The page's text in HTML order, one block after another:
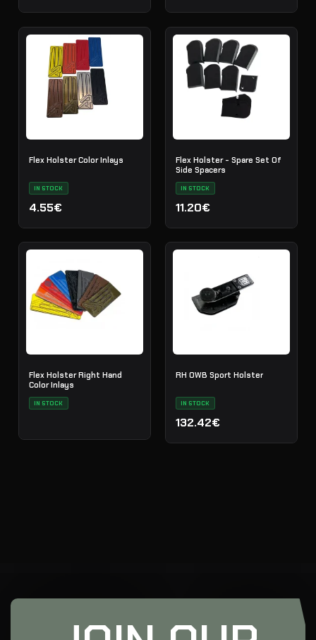
Flex Holster Color Inlays
IN STOCK
4.55€
Flex Holster - Spare Set Of
Side Spacers
IN STOCK
11.20€
Flex Holster Right Hand
Color Inlays
IN STOCK
RH OWB Sport Holster
IN STOCK
132.42€